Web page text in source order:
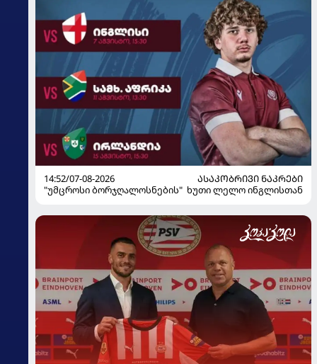
14:52/07-08-2026
ᲐᲡᲐᲙᲝᲑᲠᲘᲕᲘ ᲜᲐᲙᲠᲔᲑᲘ
"უმცროსი ბორჯღალოსნების" ხუთი ლელო ინგლისთან